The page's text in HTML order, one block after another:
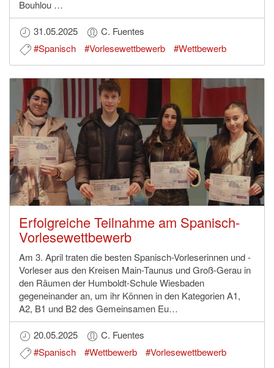
Bouhlou …
31.05.2025
C. Fuentes
#Spanisch
#Vorlesewettbewerb #Wettbewerb
Erfolgreiche Teilnahme am Spanisch-
Vorlesewettbewerb
Am 3. April traten die besten Spanisch-Vorleserinnen und -
Vorleser aus den Kreisen Main-Taunus und Groß-Gerau in
den Räumen der Humboldt-Schule Wiesbaden
gegeneinander an, um ihr Können in den Kategorien A1,
A2, B1 und B2 des Gemeinsamen Eu…
20.05.2025
C. Fuentes
#Spanisch
#Wettbewerb #Vorlesewettbewerb